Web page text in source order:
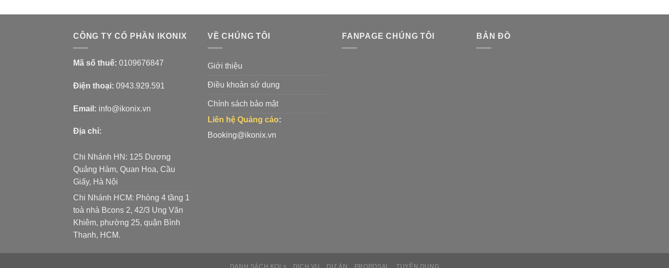
CÔNG TY CỔ PHẦN IKONIX
Mã số thuế: 0109676847
Điện thoại: 0943.929.591
Email: info@ikonix.vn
Địa chỉ:
Chi Nhánh HN: 125 Dương
Quảng Hàm, Quan Hoa, Cầu
Giấy, Hà Nội
Chi Nhánh HCM: Phòng 4 tầng 1
toà nhà Bcons 2, 42/3 Ung Văn
Khiêm, phường 25, quận Bình
Thạnh, HCM.
VỀ CHÚNG TÔI
Giới thiệu
Điều khoản sử dụng
Chính sách bảo mật
Liên hệ Quảng cáo:
Booking@ikonix.vn
FANPAGE CHÚNG TÔI BẢN ĐỒ